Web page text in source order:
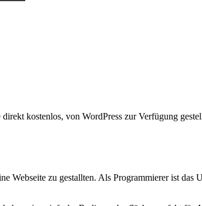
kostenlos, von WordPress zur Verfügung
Webseite zu gestallten. Als Programmierer ist